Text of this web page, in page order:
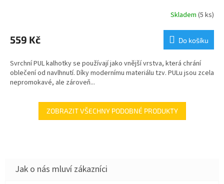
Skladem (5 ks)
559 Kč Do košíku
Svrchní PUL kalhotky se používají jako vnější vrstva, která chrání
oblečení od navlhnutí. Díky modernímu materiálu tzv. PULu jsou zcela
nepromokavé, ale zároveň...
ZOBRAZIT VŠECHNY PODOBNÉ PRODUKTY